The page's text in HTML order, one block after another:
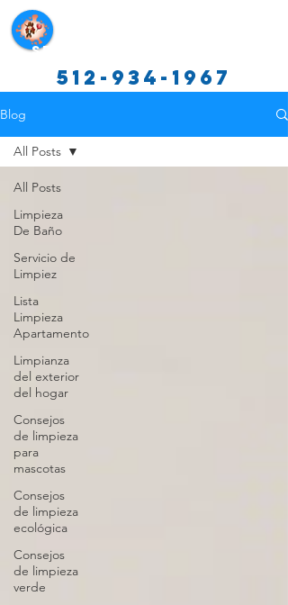
Servicios de limpieza de
512-934-1967
Blog
All Posts
Limpieza
De Baño
Servicio de
Limpiez
Lista
Limpieza
Apartamento
Limpianza
del exterior
del hogar
Consejos
de limpieza
para
mascotas
Consejos
de limpieza
ecológica
Consejos
de limpieza
verde
All Posts